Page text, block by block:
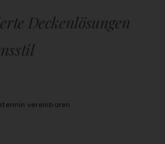
Deckenlösungen
vereinbaren